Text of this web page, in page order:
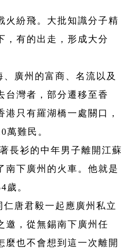
火紛飛。大批知識分子精
，有的出走，形成大分
、廣州的富商、名流以及
台灣者，部分遷移至香
只有羅湖橋一處關口，
萬難民。
長衫的中年男子離開江蘇
南下廣州的火車。他就是
歲。
唐君毅一起應廣州私立
邀，從無錫南下廣州任
麼也不會想到這一次離開